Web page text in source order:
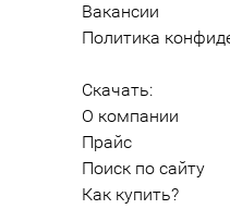
Вакансии
Политика
Скачать:
О компании
Прайс
Поиск по сайту
Как купить?